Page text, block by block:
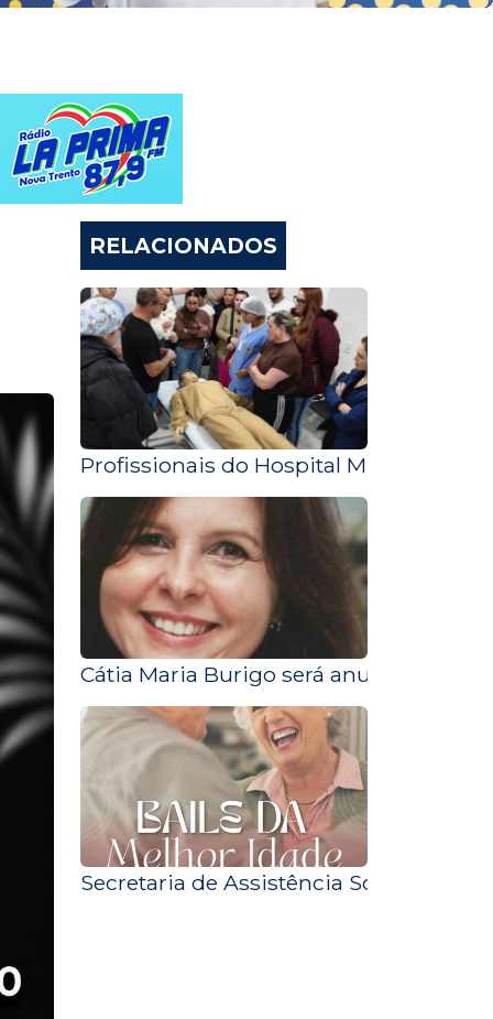
RELACIONADOS
Profissionais do Hospital Municipal
Cátia Maria Burigo será anunciada
Secretaria de Assistência Social